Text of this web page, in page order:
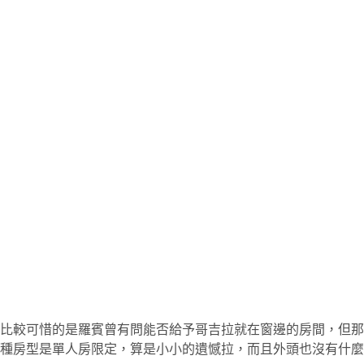
比較可惜的是羅賓曾有問能否給予哥吉拉就在窗邊的房間，但那
種房型是單人房限定，算是小小的遺憾拉，而且外頭也沒有什麼